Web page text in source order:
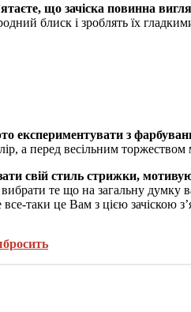
що зачіска повинна
блиск і зроблять їх
експериментувати з
а перед весільним
свій стиль стрижки,
те що на загальну
таки це Вам з цією зачіскою